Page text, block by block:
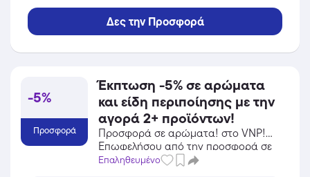
Δες την Προσφορά
-5%
Προσφορά
Έκπτωση -5% σε αρώματα
και είδη περιποίησης με την
αγορά 2+ προϊόντων!
Προσφορά σε αρώματα! στο VNP!
Επωφελήσου από την προσφορά σε
Προσωπική Φροντίδα / Καλλυντικά
Επαληθευμένο